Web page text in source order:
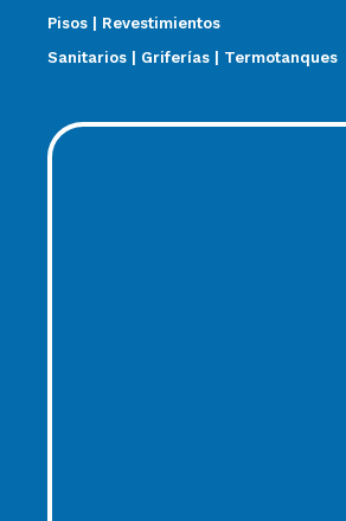
Pisos | Revestimientos
Sanitarios | Griferías | Termotanques